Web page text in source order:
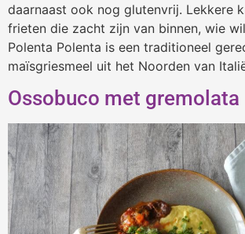
daarnaast ook nog glutenvrij. Lekkere
frieten die zacht zijn van binnen, wie
Polenta Polenta is een traditioneel
maïsgriesmeel uit het Noorden van
Ossobuco met gremolata